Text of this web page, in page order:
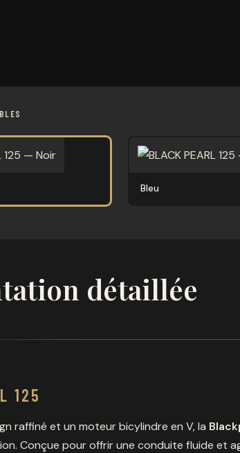
Bleu
détaillée
125
raffiné et un moteur bicylindre en V, la
Conçue pour offrir une conduite fluide et